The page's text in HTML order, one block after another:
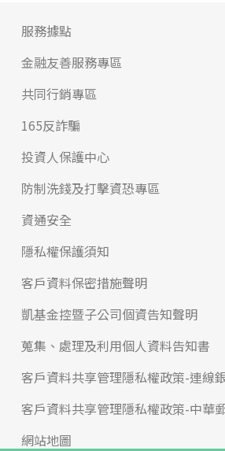
服務據點
金融友善服務專區
共同行銷專區
165反詐騙
投資人保護中心
防制洗錢及打擊資恐專區
資通安全
隱私權保護須知
客戶資料保密措施聲明
凱基金控暨子公司個資告知聲明
蒐集、處理及利用個人資料告知書
客戶資料共享管理隱私權政策-連線
客戶資料共享管理隱私權政策-中華
網站地圖